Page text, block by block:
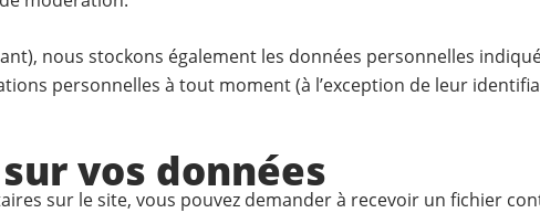
nous stockons également les données personnelles
personnelles à tout moment (à l’exception de leur
vos données
sur le site, vous pouvez demander à recevoir un fichier